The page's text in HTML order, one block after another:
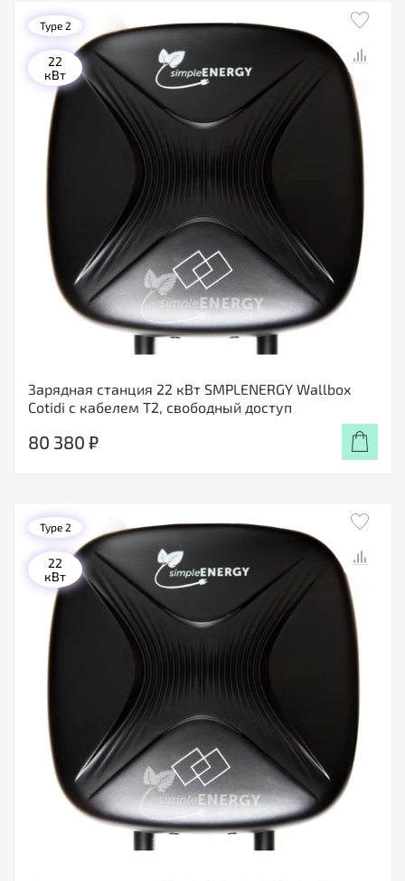
Зарядная станция 22 кВт SMPLENERGY Wallbox
Cotidi с кабелем Т2, свободный доступ
Type 2
22
кВт
80 380 ₽
Type 2
22
кВт